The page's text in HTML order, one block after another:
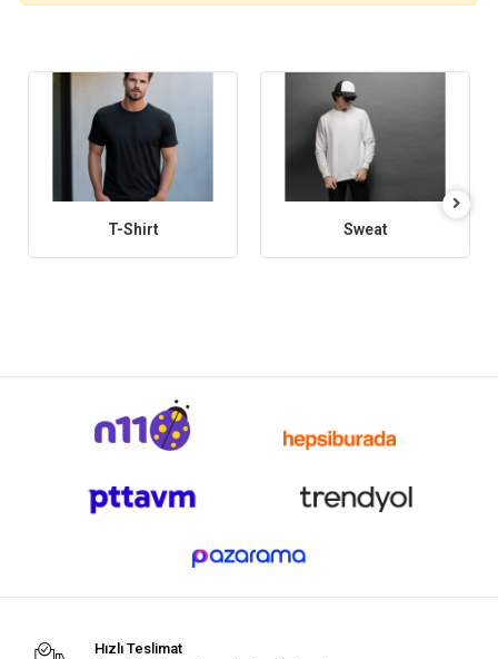
T-Shirt Sweat
Hızlı Teslimat